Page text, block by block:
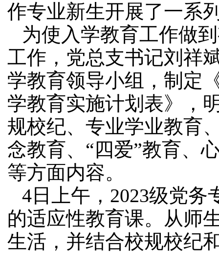
作专业新生开展了一系
为使入学教育工作做
工作，党总支书记刘祥
学教育领导小组，制定
学教育实施计划表》，
规校纪、专业学业教育
念教育、“四爱”教育、
等方面内容。
4日上午，2023级党
的适应性教育课。从师
生活，并结合校规校纪